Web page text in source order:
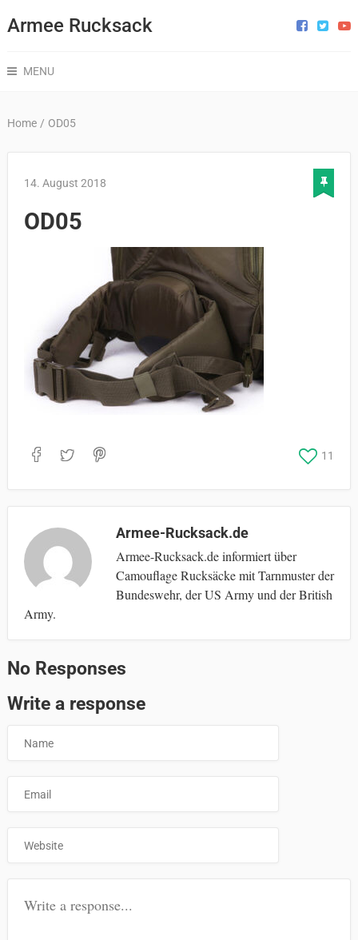
Armee Rucksack
MENU
Home / OD05
14. August 2018
OD05
11
Armee-Rucksack.de
Armee-Rucksack.de informiert über
Camouflage Rucksäcke mit Tarnmuster der
Bundeswehr, der US Army und der British
Army.
No Responses
Write a response